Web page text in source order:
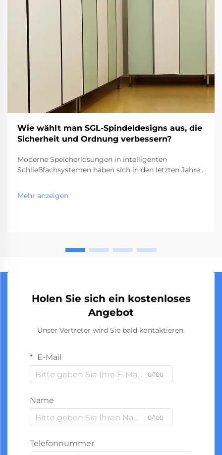
Wie wählt man SGL-Spindeldesigns aus, die
Sicherheit und Ordnung verbessern?
Moderne Speicherlösungen in intelligenten
Schließfachsystemen haben sich in den letzten Jahren
innovativen Sicherheits- und
Organisationsfunktionen führend sind. Diese
Mehr anzeigen
Holen Sie sich ein kostenloses
Angebot
Unser Vertreter wird Sie bald kontaktieren.
E-Mail
0/100
Name
0/100
Telefonnummer